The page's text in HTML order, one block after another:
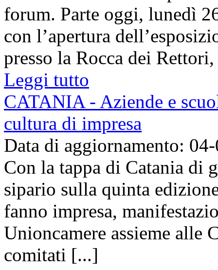
forum. Parte oggi, lunedì
con l’apertura
presso la Rocca dei
Leggi tutto
CATANIA - Aziende e
cultura di impresa
Data di aggiornamento:
Con la tappa di Catania di
sipario sulla quinta
fanno impresa,
Unioncamere assieme alle
comitati [...]